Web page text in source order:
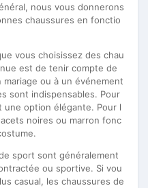
nous vous donnerons
chaussures en fonctio
vous choisissez des chau
est de tenir compte de
mariage ou à un événement
sont indispensables. Pour
une option élégante. Pour l
noires ou marron fonc
sport sont généralement
ou sportive. Si vou
casual, les chaussures de